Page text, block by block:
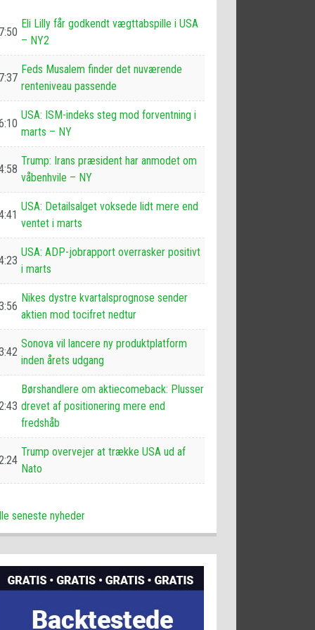
Eli Lilly får godkendt vægttabspille i USA
– NY2
Feds Musalem finder det nuværende
renteniveau passende
USA: ISM-indeks steg mod forventning i
marts – NY
Trump: Irans præsident har anmodet om
våbenhvile – NY
USA: Detailsalget voksede lidt mere end
ventet i marts
USA: ADP-jobrapport overrasker positivt
i marts
Nikes dystre kvartalsprognose sender
aktien mod tocifret nedtur
Sonova vil lancere ny produktplatform
inden årets udgang
Børshandlere om aktiecomeback: Plusser
drevet af positionering mere end
fredshåb
Trump overvejer at trække USA ud af
Nato
seneste nyheder